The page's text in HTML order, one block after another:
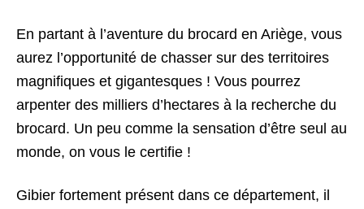
En partant à l’aventure du brocard en Ariège, vous
aurez l’opportunité de chasser sur des territoires
magnifiques et gigantesques ! Vous pourrez
arpenter des milliers d’hectares à la recherche du
brocard. Un peu comme la sensation d’être seul au
monde, on vous le certifie !
Gibier fortement présent dans ce département, il